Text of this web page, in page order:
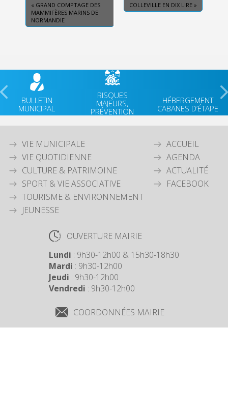
« GRAND COMPTAGE DES
MAMMIFÈRES MARINS DE
NORMANDIE
COLLEVILLE EN DIX LIRE »
BULLETIN
MUNICIPAL
RISQUES
MAJEURS,
PRÉVENTION
HÉBERGEMENT
CABANES D’ÉTAPE
VIE MUNICIPALE
VIE QUOTIDIENNE
CULTURE & PATRIMOINE
SPORT & VIE ASSOCIATIVE
TOURISME & ENVIRONNEMENT
JEUNESSE
ACCUEIL
AGENDA
ACTUALITÉ
FACEBOOK
OUVERTURE MAIRIE
Lundi : 9h30-12h00 & 15h30-18h30
Mardi : 9h30-12h00
Jeudi : 9h30-12h00
Vendredi : 9h30-12h00
COORDONNÉES MAIRIE
3 Grande Rue,